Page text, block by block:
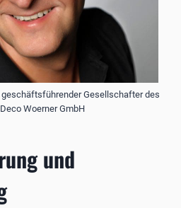
Gesellschafter des
Woerner GmbH
und